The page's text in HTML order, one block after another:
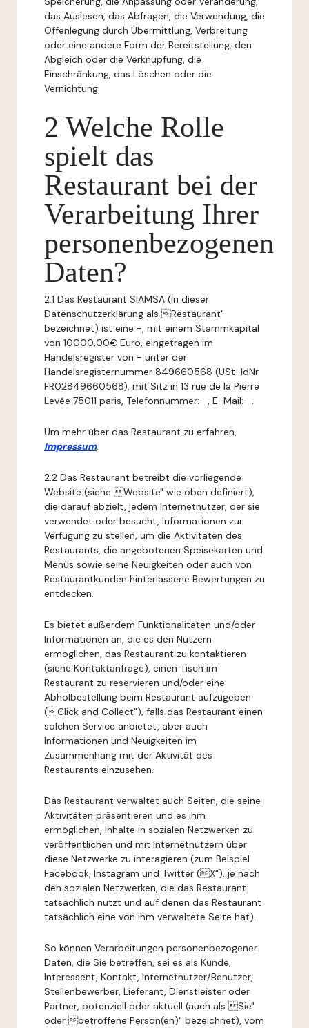
das Auslesen, das Abfragen, die Verwendung, die
Offenlegung durch Übermittlung, Verbreitung
oder eine andere Form der Bereitstellung, den
Abgleich oder die Verknüpfung, die
Einschränkung, das Löschen oder die
Vernichtung.
2 Welche Rolle
spielt das
Restaurant bei der
Verarbeitung Ihrer
personenbezogenen
Daten?
2.1 Das Restaurant SIAMSA (in dieser
Datenschutzerklärung als Restaurant"
bezeichnet) ist eine -, mit einem Stammkapital
von 10000,00€ Euro, eingetragen im
Handelsregister von - unter der
Handelsregisternummer 849660568 (USt-IdNr.
FR02849660568), mit Sitz in 13 rue de la Pierre
Levée 75011 paris, Telefonnummer: -, E-Mail: -.
Um mehr über das Restaurant zu erfahren,
Impressum.
2.2 Das Restaurant betreibt die vorliegende
Website (siehe Website" wie oben definiert),
die darauf abzielt, jedem Internetnutzer, der sie
verwendet oder besucht, Informationen zur
Verfügung zu stellen, um die Aktivitäten des
Restaurants, die angebotenen Speisekarten und
Menüs sowie seine Neuigkeiten oder auch von
Restaurantkunden hinterlassene Bewertungen zu
entdecken.
Es bietet außerdem Funktionalitäten und/oder
Informationen an, die es den Nutzern
ermöglichen, das Restaurant zu kontaktieren
(siehe Kontaktanfrage), einen Tisch im
Restaurant zu reservieren und/oder eine
Abholbestellung beim Restaurant aufzugeben
(Click and Collect"), falls das Restaurant einen
solchen Service anbietet, aber auch
Informationen und Neuigkeiten im
Zusammenhang mit der Aktivität des
Restaurants einzusehen.
Das Restaurant verwaltet auch Seiten, die seine
Aktivitäten präsentieren und es ihm
ermöglichen, Inhalte in sozialen Netzwerken zu
veröffentlichen und mit Internetnutzern über
diese Netzwerke zu interagieren (zum Beispiel
Facebook, Instagram und Twitter (X"), je nach
den sozialen Netzwerken, die das Restaurant
tatsächlich nutzt und auf denen das Restaurant
tatsächlich eine von ihm verwaltete Seite hat).
So können Verarbeitungen personenbezogener
Daten, die Sie betreffen, sei es als Kunde,
Interessent, Kontakt, Internetnutzer/Benutzer,
Stellenbewerber, Lieferant, Dienstleister oder
Partner, potenziell oder aktuell (auch als Sie"
oder betroffene Person(en)" bezeichnet), vom